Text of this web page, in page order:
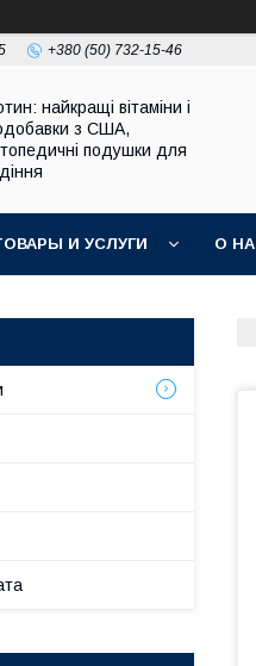
+380 (50) 732-15-46
найкращі вітаміни і
з США,
подушки для
И УСЛУГИ О